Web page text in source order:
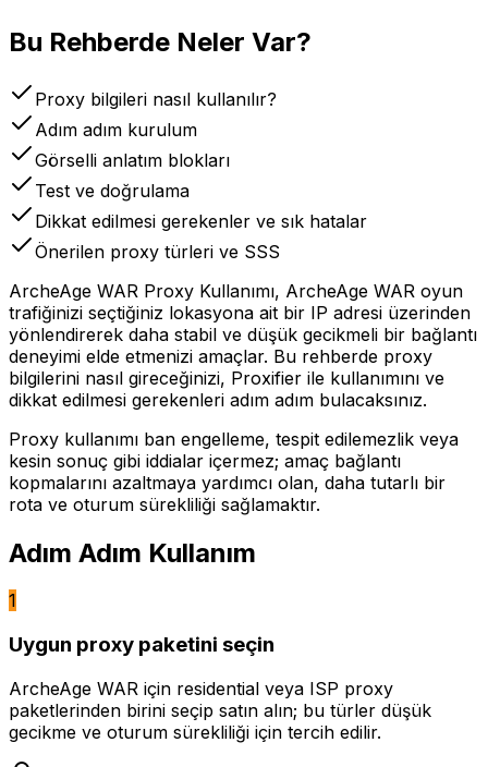
Bu Rehberde Neler Var?
Proxy bilgileri nasıl kullanılır?
Adım adım kurulum
Görselli anlatım blokları
Test ve doğrulama
Dikkat edilmesi gerekenler ve sık hatalar
Önerilen proxy türleri ve SSS
ArcheAge WAR Proxy Kullanımı, ArcheAge WAR oyun
trafiğinizi seçtiğiniz lokasyona ait bir IP adresi üzerinden
yönlendirerek daha stabil ve düşük gecikmeli bir bağlantı
deneyimi elde etmenizi amaçlar. Bu rehberde proxy
bilgilerini nasıl gireceğinizi, Proxifier ile kullanımını ve
dikkat edilmesi gerekenleri adım adım bulacaksınız.
Proxy kullanımı ban engelleme, tespit edilemezlik veya
kesin sonuç gibi iddialar içermez; amaç bağlantı
kopmalarını azaltmaya yardımcı olan, daha tutarlı bir
rota ve oturum sürekliliği sağlamaktır.
Adım Adım Kullanım
1
Uygun proxy paketini seçin
ArcheAge WAR için residential veya ISP proxy
paketlerinden birini seçip satın alın; bu türler düşük
gecikme ve oturum sürekliliği için tercih edilir.